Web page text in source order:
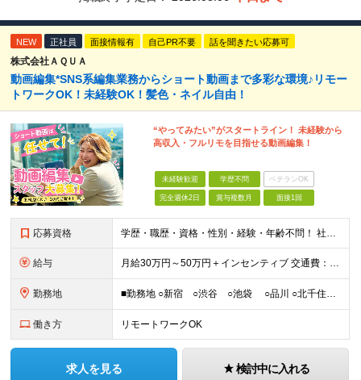
NEW 正社員 面接情報有 自己PR不要 話を聞きたい応募可
株式会社ＡＱＵＡ
動画編集*SNS系編集業務からショート動画まで多彩な環境♪リモー
トワークOK！未経験OK！髪色・ネイル自由！
“やってみたい”がスタートライン！ 未経験から
高収入・フルリモを目指せる動画編集！
未経験歓迎 学歴不問 ベテランOK
完全週休2日 賞与複数月 面接1回
応募資格 学歴・職歴・資格・性別・経験・年齢不問！ 社会人経験ゼロ、昼職経験ゼロでもご安心ください♪ 〈年功序列の完全撤廃〉 学歴、職歴、資格、経験など関係なく 頑張った分だけ正当に評価される。 だから昇格
給与 月給30万円～50万円＋インセンティブ 交通費：全額支給 ※試用期間3ヶ月間は契約社員で月給25万円 ※研修先は、面談時にご相談させていただきます ☆昇給・昇格有 ☆インセンティブ有
勤務地 ■勤務地 ○新宿 ○渋谷 ○池袋 ○品川 ○北千住 ※あなたの経験やスキルに応じて研修先は、 面談時にてご相談させていただきます。 (変更の範囲)上記を除く当社関連勤務地 ■本社 東
働き方 リモートワークOK
求人を見る 検討中に入れる